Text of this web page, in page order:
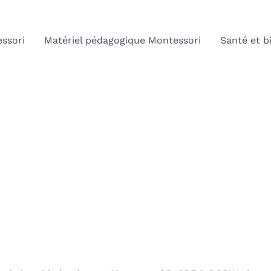
Matériel pédagogique Montessori Santé et